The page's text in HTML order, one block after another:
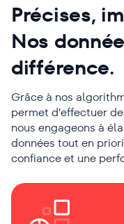
Précises,
Nos
différence.
Grâce à nos
permet d'effectuer
nous engageons à
données tout en
confiance et une